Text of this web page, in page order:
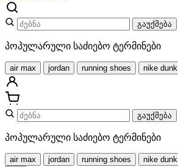
გაუქმება
პოპულარული საძიებო ტერმინები
air max jordan running shoes nike dunk
გაუქმება
პოპულარული საძიებო ტერმინები
air max jordan running shoes nike dunk